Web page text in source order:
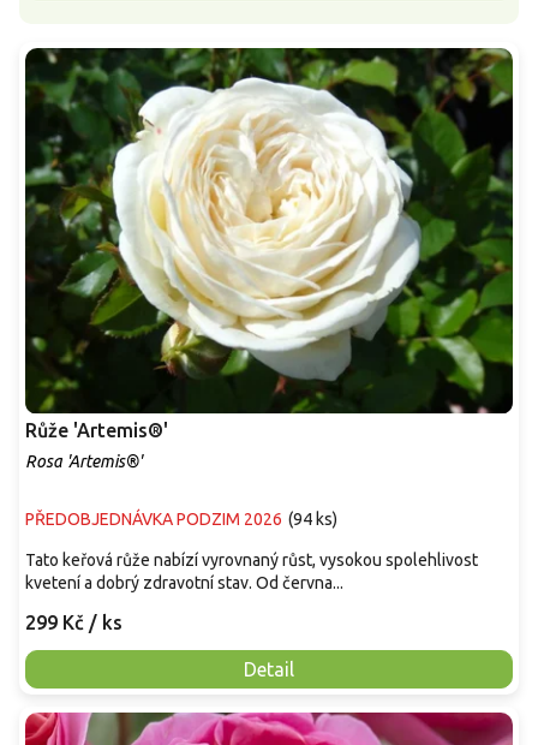
Růže 'Artemis®'
Rosa 'Artemis®'
PŘEDOBJEDNÁVKA PODZIM 2026 (94 ks)
299 Kč / ks
Detail
Tato keřová růže nabízí vyrovnaný růst, vysokou spolehlivost
kvetení a dobrý zdravotní stav. Od června...